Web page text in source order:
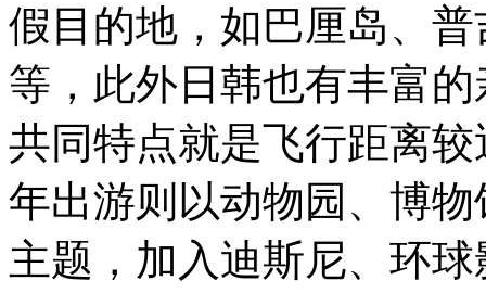
假目的地，如巴厘岛、
等，此外日韩也有丰富
共同特点就是飞行距离
年出游则以动物园、博
主题，加入迪斯尼、环